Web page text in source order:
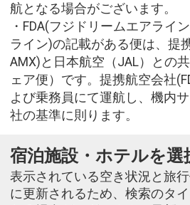
航となる場合がございます。
・FDA(フジドリームエアライ
ライン)の記載がある便は、提
AMX)と日本航空（JAL）との
ェア便）です。提携航空会社
よび乗務員にて運航し、機内
社の基準に則ります。
宿泊施設・ホテルを
表示されている空き状況と旅
に更新されるため、検索のタ